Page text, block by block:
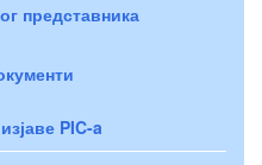
представника
PIC-a